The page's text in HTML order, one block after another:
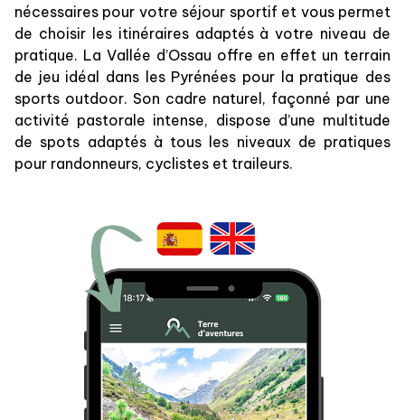
nécessaires pour votre séjour sportif et vous permet
de choisir les itinéraires adaptés à votre niveau de
pratique. La Vallée d’Ossau offre en effet un terrain
de jeu idéal dans les Pyrénées pour la pratique des
sports outdoor. Son cadre naturel, façonné par une
activité pastorale intense, dispose d’une multitude
de spots adaptés à tous les niveaux de pratiques
pour randonneurs, cyclistes et traileurs.